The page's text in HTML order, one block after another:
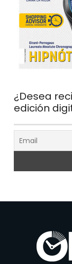
¿Desea
edición